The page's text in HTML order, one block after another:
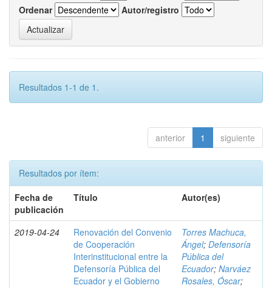
Ordenar
Autor/registro
Resultados 1-1 de 1.
anterior 1 siguiente
Resultados por ítem:
Fecha de
publicación
Título Autor(es)
2019-04-24
Renovación del Convenio
de Cooperación
Interinstitucional entre la
Defensoría Pública del
Ecuador y el Gobierno
Torres Machuca,
Ángel; Defensoría
Pública del
Ecuador; Narváez
Rosales, Óscar;